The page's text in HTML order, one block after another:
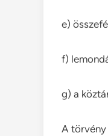
e)
f)
g) a
A törvény